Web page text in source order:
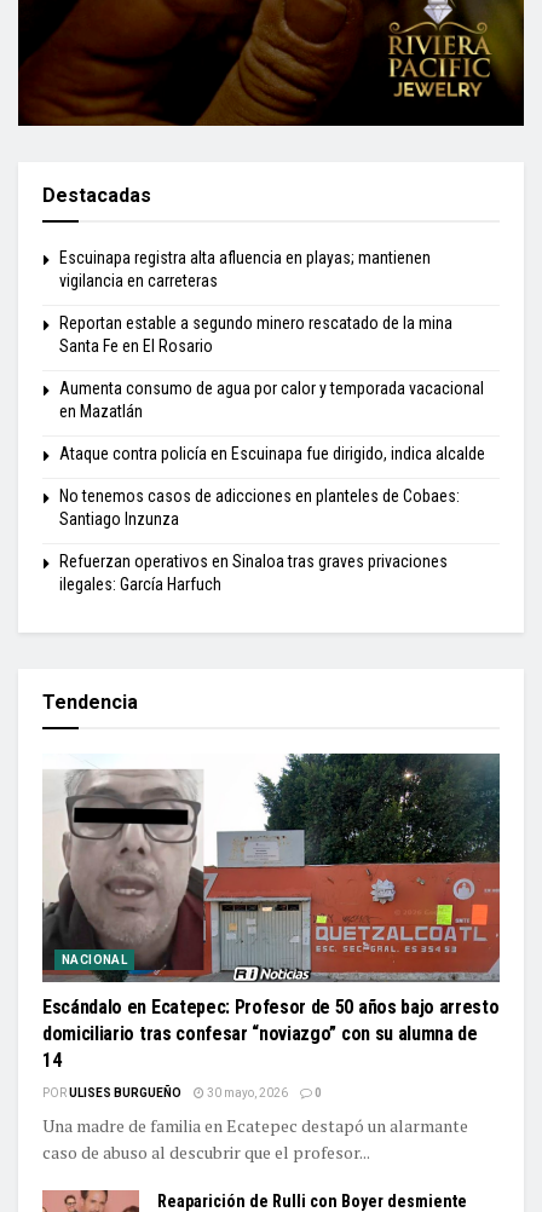
Destacadas
Escuinapa registra alta afluencia en playas; mantienen
vigilancia en carreteras
Reportan estable a segundo minero rescatado de la mina
Santa Fe en El Rosario
Aumenta consumo de agua por calor y temporada vacacional
en Mazatlán
Ataque contra policía en Escuinapa fue dirigido, indica alcalde
No tenemos casos de adicciones en planteles de Cobaes:
Santiago Inzunza
Refuerzan operativos en Sinaloa tras graves privaciones
ilegales: García Harfuch
Tendencia
NACIONAL
Escándalo en Ecatepec: Profesor de 50 años bajo arresto
domiciliario tras confesar “noviazgo” con su alumna de
14
PORULISES BURGUEÑO 30 mayo, 2026 0
Una madre de familia en Ecatepec destapó un alarmante
caso de abuso al descubrir que el profesor...
Reaparición de Rulli con Boyer desmiente